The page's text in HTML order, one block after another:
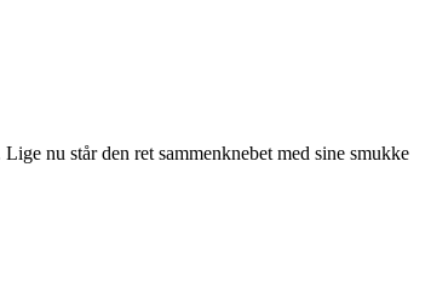
nu står den ret sammenknebet med sine smukke